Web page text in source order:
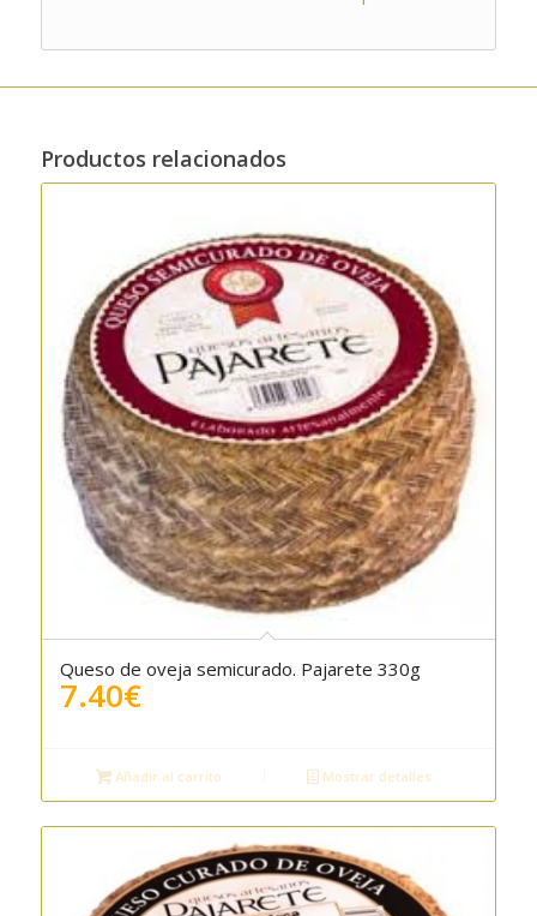
Productos relacionados
Queso de oveja semicurado. Pajarete 330g
7.40€
Añadir al carrito Mostrar detalles